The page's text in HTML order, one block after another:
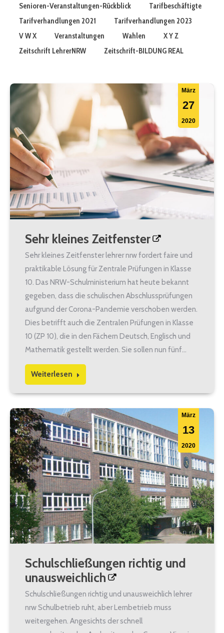
Senioren-Veranstaltungen-Rückblick
Tarifbeschäftigte
Tarifverhandlungen 2021
Tarifverhandlungen 2023
V W X
Veranstaltungen Wahlen
X Y Z
Zeitschrift LehrerNRW
Zeitschrift-BILDUNG REAL
März
27
2020
Sehr kleines Zeitfenster
Sehr kleines Zeitfenster lehrer nrw fordert faire und
praktikable Lösung für Zentrale Prüfungen in Klasse
10. Das NRW-Schulministerium hat heute bekannt
gegeben, dass die schulischen Abschlussprüfungen
aufgrund der Corona-Pandemie verschoben werden.
Dies betrifft auch die Zentralen Prüfungen in Klasse
10 (ZP 10), die in den Fächern Deutsch, Englisch und
Mathematik gestellt werden. Sie sollen nun fünf…
Weiterlesen
März
13
2020
Schulschließungen richtig und
unausweichlich
Schulschließungen richtig und unausweichlich lehrer
nrw Schulbetrieb ruht, aber Lernbetrieb muss
weitergehen. Angesichts der schnell